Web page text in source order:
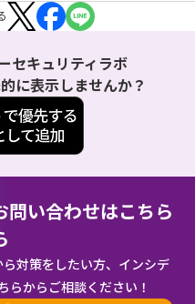
セキュリティラボ
に表示しませんか？
問い合わせはこちら
対策をしたい方、インシデ
らからご相談ください！